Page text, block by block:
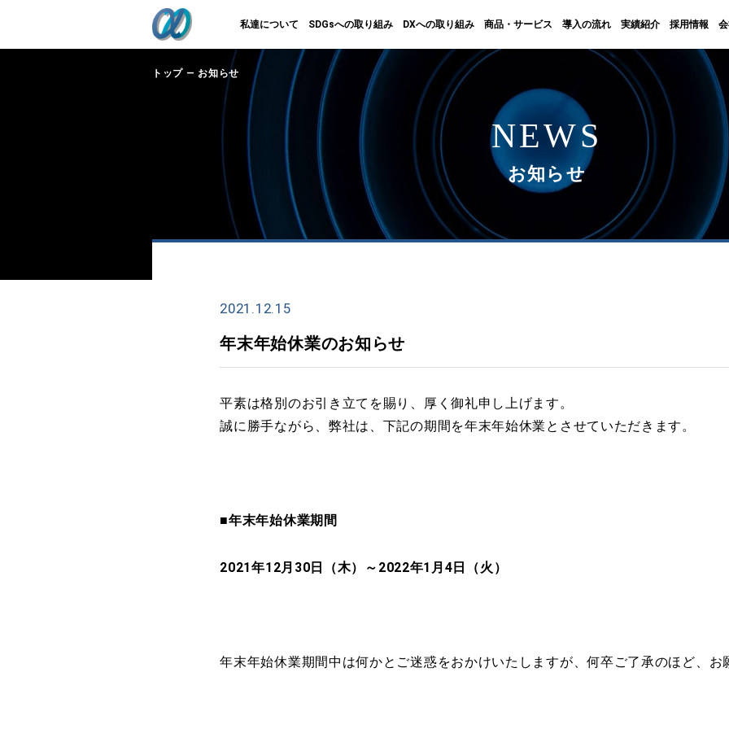
私達について SDGsへの取り組み DXへの取り組み 商品・サービス 導入の流れ 実績紹介 採用情報
トップ ― お知らせ
NEWS
お知らせ
2021.12.15
年末年始休業のお知らせ
平素は格別のお引き立てを賜り、厚く御礼申し上げます。
誠に勝手ながら、弊社は、下記の期間を年末年始休業とさせていただきます。
■年末年始休業期間
2021年12月30日（木）～2022年1月4日（火）
年末年始休業期間中は何かとご迷惑をおかけいたしますが、何卒ご了承のほど、お